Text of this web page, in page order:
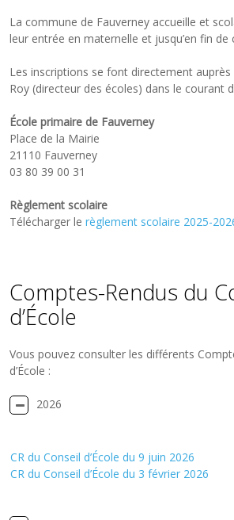
La commune de Fauverney accueille et
leur entrée en maternelle et jusqu’en fin de
Les inscriptions se font directement
Roy (directeur des écoles) dans le courant
École primaire de Fauverney
Place de la Mairie
21110 Fauverney
03 80 39 00 31
Règlement scolaire
Télécharger lerèglement scolaire 2025-
Comptes-Rendus du
d’École
Vous pouvez consulter les différents
d’École :
2026
CR du Conseil d’École du 9 juin 2026
CR du Conseil d’École du 3 février 2026